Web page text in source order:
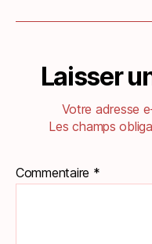
Laisser
Votre adresse
Les champs
Commentaire *